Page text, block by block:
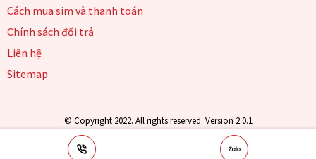
Cách mua sim và thanh toán
Chính sách đổi trả
Liên hệ
Sitemap
© Copyright 2022. All rights reserved. Version 2.0.1